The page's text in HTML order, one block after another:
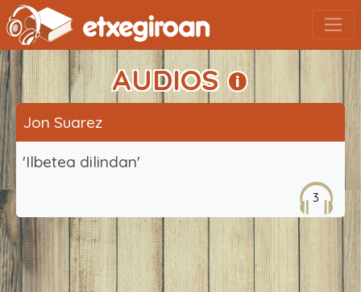
AUDIOS
Jon Suarez
'Ilbetea dilindan'
3